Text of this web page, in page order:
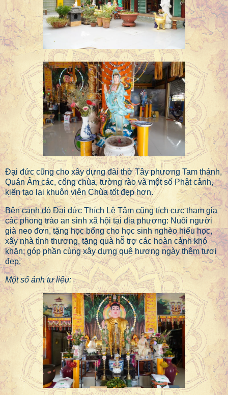
Đại đức cũng cho xây dựng đài thờ Tây phương Tam thánh,
Quán Âm các, cổng chùa, tường rào và một số Phật cảnh,
kiến tạo lại khuôn viên Chùa tốt đẹp hơn.
Bên cạnh đó Đại đức Thích Lệ Tâm cũng tích cực tham gia
các phong trào an sinh xã hội tại địa phương: Nuôi người
già neo đơn, tặng học bổng cho học sinh nghèo hiếu học,
xây nhà tình thương, tặng quà hỗ trợ các hoàn cảnh khó
khăn; góp phần cùng xây dựng quê hương ngày thêm tươi
đẹp.
Một số ảnh tư liệu: